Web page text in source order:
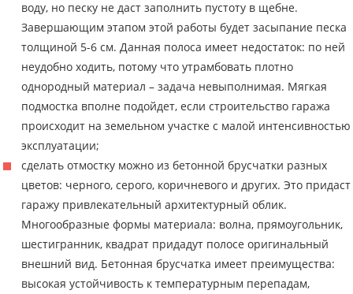
воду, но песку не даст заполнить пустоту в щебне.
Завершающим этапом этой работы будет засыпание песка
толщиной 5-6 см. Данная полоса имеет недостаток: по ней
неудобно ходить, потому что утрамбовать плотно
однородный материал – задача невыполнимая. Мягкая
подмостка вполне подойдет, если строительство гаража
происходит на земельном участке с малой интенсивностью
эксплуатации;
сделать отмостку можно из бетонной брусчатки разных
цветов: черного, серого, коричневого и других. Это придаст
гаражу привлекательный архитектурный облик.
Многообразные формы материала: волна, прямоугольник,
шестигранник, квадрат придадут полосе оригинальный
внешний вид. Бетонная брусчатка имеет преимущества:
высокая устойчивость к температурным перепадам,